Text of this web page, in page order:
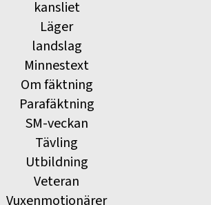
kansliet
Läger
landslag
Minnestext
Om fäktning
Parafäktning
SM-veckan
Tävling
Utbildning
Veteran
Vuxenmotionärer